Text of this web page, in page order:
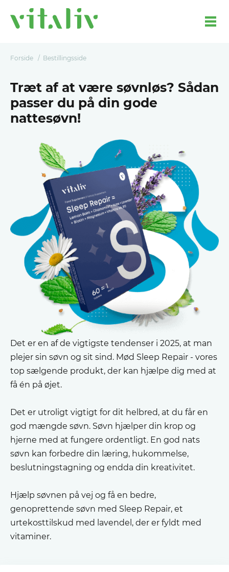
Forside Bestillingsside
Træt af at være søvnløs? Sådan
passer du på din gode
nattesøvn!
Det er en af ​​de vigtigste tendenser i 2025, at man
plejer sin søvn og sit sind. Mød Sleep Repair - vores
top sælgende produkt, der kan hjælpe dig med at
få én på øjet.
Det er utroligt vigtigt for dit helbred, at du får en
god mængde søvn. Søvn hjælper din krop og
hjerne med at fungere ordentligt. En god nats
søvn kan forbedre din læring, hukommelse,
beslutningstagning og endda din kreativitet.
Hjælp søvnen på vej og få en bedre,
genoprettende søvn med Sleep Repair, et
urtekosttilskud med lavendel, der er fyldt med
vitaminer.